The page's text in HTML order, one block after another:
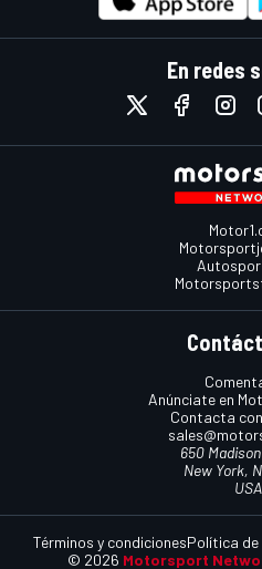
En redes
Anúnciate en
Contacta
650
New York,
USA
© 2026 Motorsport
Términos y condicionesPolítica de